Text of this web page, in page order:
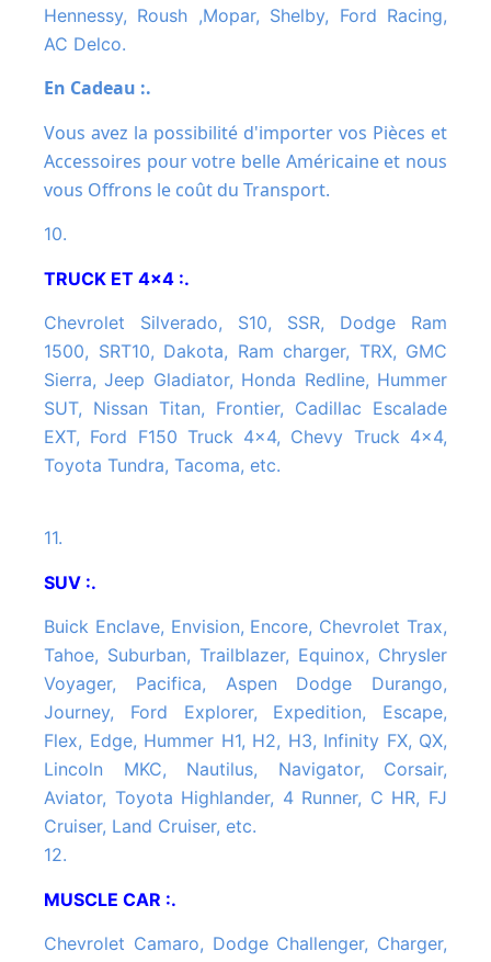
Hennessy, Roush ,Mopar, Shelby, Ford Racing,
AC Delco.
En Cadeau :.
Vous avez la possibilité d'importer vos Pièces et
Accessoires pour votre belle Américaine et nous
vous Offrons le coût du Transport.
10.
TRUCK ET 4x4 :.
Chevrolet Silverado, S10, SSR, Dodge Ram
1500, SRT10, Dakota, Ram charger, TRX, GMC
Sierra, Jeep Gladiator, Honda Redline, Hummer
SUT, Nissan Titan, Frontier, Cadillac Escalade
EXT, Ford F150 Truck 4x4, Chevy Truck 4x4,
Toyota Tundra, Tacoma, etc.
11.
SUV :.
Buick Enclave, Envision, Encore, Chevrolet Trax,
Tahoe, Suburban, Trailblazer, Equinox, Chrysler
Voyager, Pacifica, Aspen Dodge Durango,
Journey, Ford Explorer, Expedition, Escape,
Flex, Edge, Hummer H1, H2, H3, Infinity FX, QX,
Lincoln MKC, Nautilus, Navigator, Corsair,
Aviator, Toyota Highlander, 4 Runner, C HR, FJ
Cruiser, Land Cruiser, etc.
12.
MUSCLE CAR :.
Chevrolet Camaro, Dodge Challenger, Charger,